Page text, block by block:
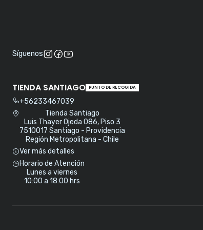
Síguenos
TIENDA SANTIAGO PUNTO DE RECOGIDA
+56233467039
Tienda Santiago
Luis Thayer Ojeda 086, Piso 3
7510017 Santiago - Providencia
Región Metropolitana - Chile
Ver más detalles
Horario de Atención
Lunes a viernes
10:00 a 18:00 hrs